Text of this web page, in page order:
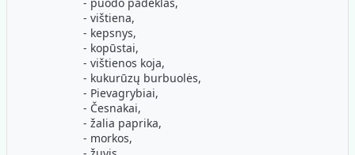
- vištiena,
- kepsnys,
- kopūstai,
- vištienos koja,
- kukurūzų burbuolės,
- Pievagrybiai,
- Česnakai,
- žalia paprika,
- morkos,